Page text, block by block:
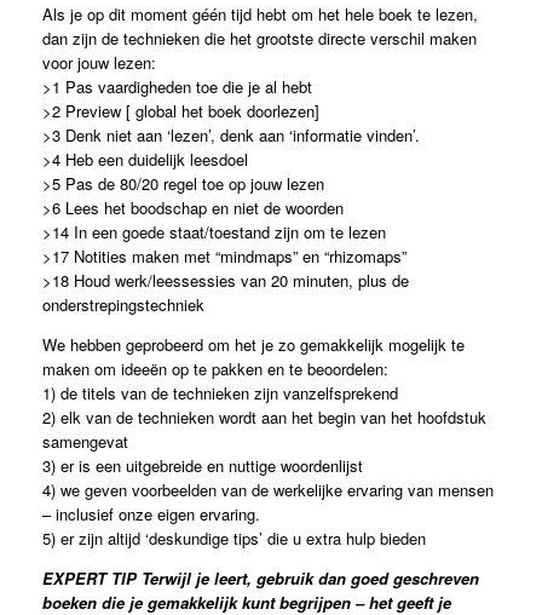
Als je op dit moment géén tijd hebt om het hele boek te lezen,
dan zijn de technieken die het grootste directe verschil maken
voor jouw lezen:
>1 Pas vaardigheden toe die je al hebt
>2 Preview [ global het boek doorlezen]
>3 Denk niet aan ‘lezen’, denk aan ‘informatie vinden’.
>4 Heb een duidelijk leesdoel
>5 Pas de 80/20 regel toe op jouw lezen
>6 Lees het boodschap en niet de woorden
>14 In een goede staat/toestand zijn om te lezen
>17 Notities maken met “mindmaps” en “rhizomaps”
>18 Houd werk/leessessies van 20 minuten, plus de
onderstrepingstechniek
We hebben geprobeerd om het je zo gemakkelijk mogelijk te
maken om ideeën op te pakken en te beoordelen:
1) de titels van de technieken zijn vanzelfsprekend
2) elk van de technieken wordt aan het begin van het hoofdstuk
samengevat
3) er is een uitgebreide en nuttige woordenlijst
4) we geven voorbeelden van de werkelijke ervaring van mensen
– inclusief onze eigen ervaring.
5) er zijn altijd ‘deskundige tips’ die u extra hulp bieden
EXPERT TIP Terwijl je leert, gebruik dan goed geschreven
boeken die je gemakkelijk kunt begrijpen – het geeft je